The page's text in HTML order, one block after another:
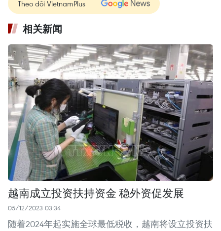
Theo dõi VietnamPlus
相关新闻
越南成立投资扶持资金 稳外资促发展
05/12/2023 03:34
随着2024年起实施全球最低税收，越南将设立投资扶